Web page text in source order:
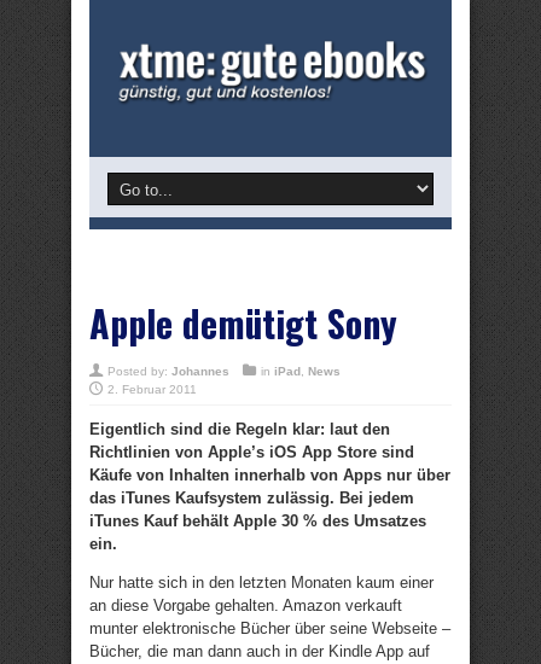
Apple demütigt Sony
Posted by: Johannes in iPad News
2. Februar 2011
Eigentlich sind die Regeln klar: laut den
Richtlinien von Apple’s iOS App Store sind
Käufe von Inhalten innerhalb von Apps nur über
das iTunes Kaufsystem zulässig. Bei jedem
iTunes Kauf behält Apple 30 % des Umsatzes
ein.
Nur hatte sich in den letzten Monaten kaum einer
an diese Vorgabe gehalten. Amazon verkauft
munter elektronische Bücher über seine Webseite –
Bücher, die man dann auch in der Kindle App auf